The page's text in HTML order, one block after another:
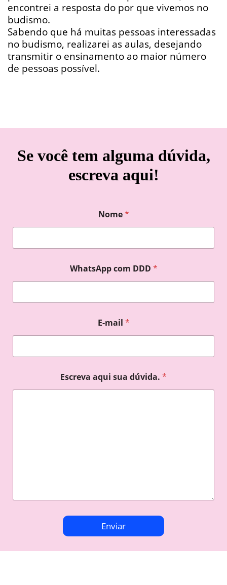
encontrei a resposta do por que vivemos no
budismo.
Sabendo que há muitas pessoas interessadas
no budismo, realizarei as aulas, desejando
transmitir o ensinamento ao maior número
de pessoas possível.
Se você tem alguma dúvida,
escreva aqui!
Nome*
WhatsApp com DDD *
E-mail *
Escreva aqui sua dúvida. *
Enviar